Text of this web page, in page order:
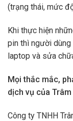
(trạng thái, mức
Khi thực hiện
pin thì người dùng
laptop và sửa
Mọi thắc mắc,
dịch vụ của
Công ty TNHH